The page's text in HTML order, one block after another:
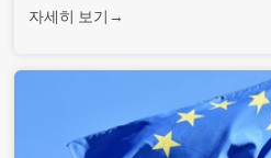
자세히 보기→